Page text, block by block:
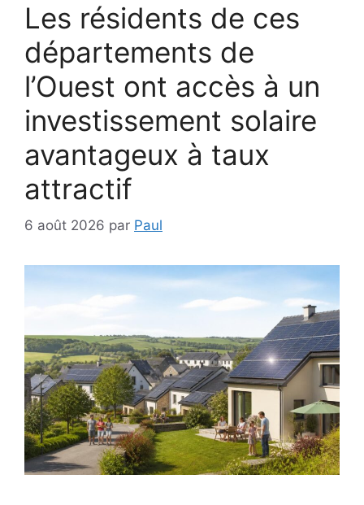
Les résidents de ces
départements de
l’Ouest ont accès à un
investissement solaire
avantageux à taux
attractif
6 août 2026 par Paul